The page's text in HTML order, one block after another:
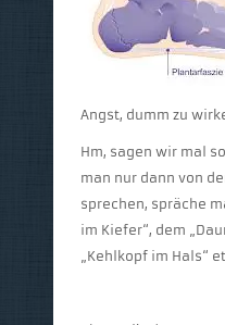
Angst, dumm zu
Hm, sagen wir mal
man nur dann von
sprechen, spräche
im Kiefer“, dem
„Kehlkopf im Hals“